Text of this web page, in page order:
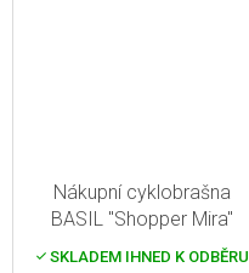
Nákupní cyklobrašna
BASIL "Shopper Mira"
SKLADEM IHNED K ODBĚRU